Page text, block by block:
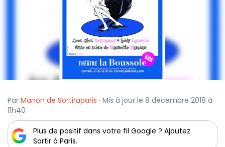
Par Manon de Sortiraparis · Mis à jour le 8 décembre 2018 à
11h40
Plus de positif dans votre fil Google ? Ajoutez
Sortir à Paris.